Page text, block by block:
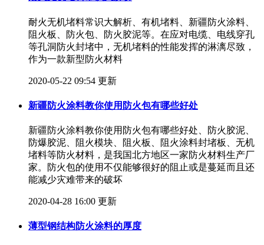
耐火无机堵料常识大解析、有机堵料、新疆防火涂料、
阻火板、防火包、防火胶泥等。在应对电缆、电线穿孔
等孔洞防火封堵中，无机堵料的性能发挥的淋漓尽致，
作为一款新型防火材料
2020-05-22 09:54 更新
新疆防火涂料教你使用防火包有哪些好处
新疆防火涂料教你使用防火包有哪些好处、防火胶泥、
防爆胶泥、阻火模块、阻火板、阻火涂料封堵板、无机
堵料等防火材料，是我国北方地区一家防火材料生产厂
家。防火包的使用不仅能够很好的阻止或是蔓延而且还
能减少灾难带来的破坏
2020-04-28 16:00 更新
薄型钢结构防火涂料的厚度